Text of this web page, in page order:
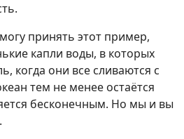
принять этот пример,
капли воды, в которых
когда они все сливаются с
тем не менее остаётся
бесконечным. Но мы и вы